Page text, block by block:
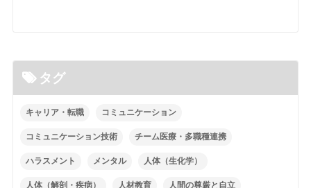
タグ
キャリア・転職 コミュニケーション
コミュニケーション技術 チーム医療・多職種連携
ハラスメント メンタル 人体（生化学）
人体（解剖・疾病） 人材教育 人間の尊厳と自立